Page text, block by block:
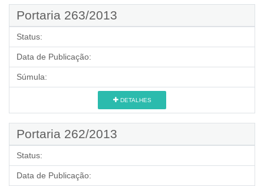
Portaria 263/2013
Status:
Data de Publicação:
Súmula:
DETALHES
Portaria 262/2013
Status:
Data de Publicação: